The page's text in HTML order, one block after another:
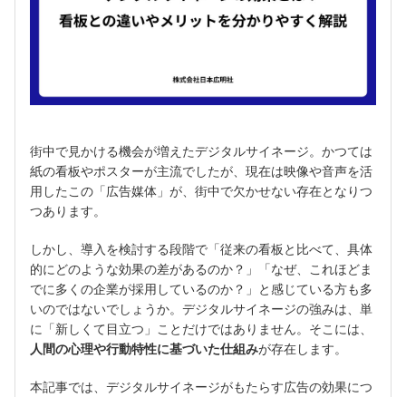
街中で見かける機会が増えたデジタルサイネージ。かつては
紙の看板やポスターが主流でしたが、現在は映像や音声を活
用したこの「広告媒体」が、街中で欠かせない存在となりつ
つあります。
しかし、導入を検討する段階で「従来の看板と比べて、具体
的にどのような効果の差があるのか？」「なぜ、これほどま
でに多くの企業が採用しているのか？」と感じている方も多
いのではないでしょうか。デジタルサイネージの強みは、単
に「新しくて目立つ」ことだけではありません。そこには、
人間の心理や行動特性に基づいた仕組みが存在します。
本記事では、デジタルサイネージがもたらす広告の効果につ